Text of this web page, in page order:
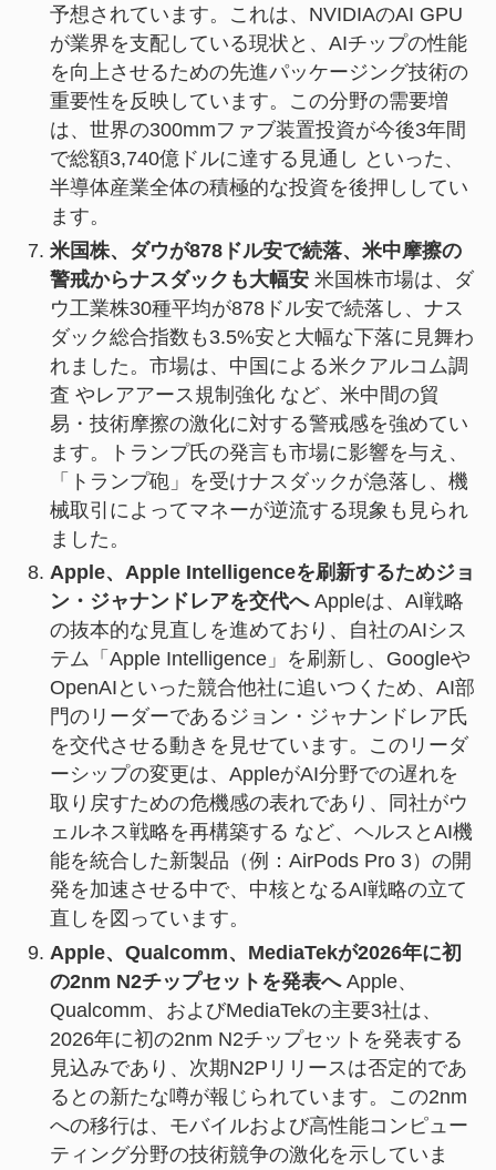
予想されています。これは、NVIDIAのAI GPU
が業界を支配している現状と、AIチップの性能
を向上させるための先進パッケージング技術の
重要性を反映しています。この分野の需要増
は、世界の300mmファブ装置投資が今後3年間
で総額3,740億ドルに達する見通し といった、
半導体産業全体の積極的な投資を後押ししてい
ます。
米国株、ダウが878ドル安で続落、米中摩擦の
警戒からナスダックも大幅安米国株市場は、ダ
ウ工業株30種平均が878ドル安で続落し、ナス
ダック総合指数も3.5%安と大幅な下落に見舞わ
れました。市場は、中国による米クアルコム調
査 やレアアース規制強化 など、米中間の貿
易・技術摩擦の激化に対する警戒感を強めてい
ます。トランプ氏の発言も市場に影響を与え、
「トランプ砲」を受けナスダックが急落し、機
械取引によってマネーが逆流する現象も見られ
ました。
Apple、Apple Intelligenceを刷新するためジョ
ン・ジャナンドレアを交代へAppleは、AI戦略
の抜本的な見直しを進めており、自社のAIシス
テム「Apple Intelligence」を刷新し、Googleや
OpenAIといった競合他社に追いつくため、AI部
門のリーダーであるジョン・ジャナンドレア氏
を交代させる動きを見せています。このリーダ
ーシップの変更は、AppleがAI分野での遅れを
取り戻すための危機感の表れであり、同社がウ
ェルネス戦略を再構築する など、ヘルスとAI機
能を統合した新製品（例：AirPods Pro 3）の開
発を加速させる中で、中核となるAI戦略の立て
直しを図っています。
Apple、Qualcomm、MediaTekが2026年に初
の2nm N2チップセットを発表へApple、
Qualcomm、およびMediaTekの主要3社は、
2026年に初の2nm N2チップセットを発表する
見込みであり、次期N2Pリリースは否定的であ
るとの新たな噂が報じられています。この2nm
への移行は、モバイルおよび高性能コンピュー
ティング分野の技術競争の激化を示していま